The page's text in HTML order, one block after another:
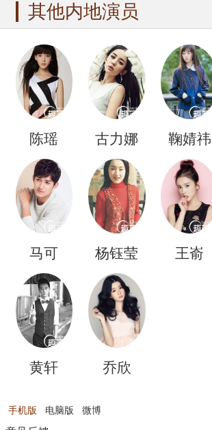
其他内地演员
陈瑶 古力娜
扎
鞠婧祎
马可 杨钰莹 王嵛
黄轩 乔欣
手机版 电脑版 微博